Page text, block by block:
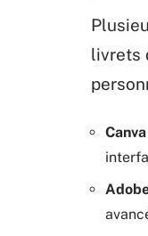
livrets
Canva